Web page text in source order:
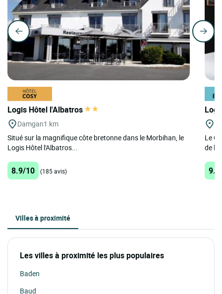
Logis Hôtel l'Albatros
Damgan1 km
Situé sur la magnifique côte bretonne dans le Morbihan, le
Logis Hôtel l'Albatros...
8.9/10 (185 avis)
Le
de la
Villes à proximité
Les villes à proximité les plus populaires
Baden
Baud